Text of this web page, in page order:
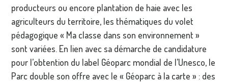
producteurs ou encore plantation de haie avec les
agriculteurs du territoire, les thématiques du volet
pédagogique « Ma classe dans son environnement »
sont variées. En lien avec sa démarche de candidature
pour l’obtention du label Géoparc mondial de l’Unesco, le
Parc double son offre avec le « Géoparc à la carte » : des